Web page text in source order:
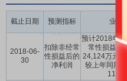
截止日期 预测指标 业绩
2018-06-
30
扣除非经常
性损益后的
净利润
预计2018年1-
常性损益后
24,124万元
较上年同期